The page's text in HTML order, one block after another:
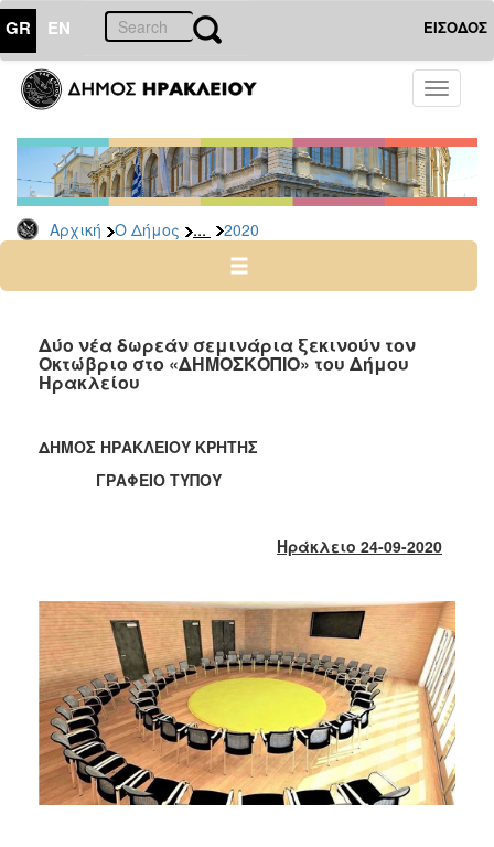
GR EN ΕΙΣΟΔΟΣ
Toggle
Αρχική Ο Δήμος ... 2020
ΔΗΜΟΣ
Δελτία
Τύπου
Αρχείο
2026
2024
2022
2021
2015
2013
2012
2011
2010
2006
Δύο νέα δωρεάν σεμινάρια ξεκινούν τον
Οκτώβριο στο «ΔΗΜΟΣΚΟΠΙΟ» του Δήμου
Ηρακλείου
ΔΗΜΟΣ ΗΡΑΚΛΕΙΟΥ ΚΡΗΤΗΣ
ΓΡΑΦΕΙΟ ΤΥΠΟΥ
Ηράκλειο 24-09-2020